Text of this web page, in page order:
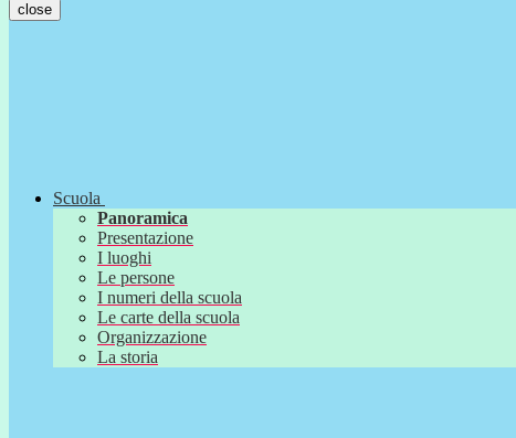
close
Scuola
Panoramica
Presentazione
I luoghi
Le persone
I numeri della scuola
Le carte della scuola
Organizzazione
La storia